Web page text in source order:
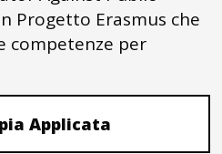
Progetto Erasmus che
competenze per
Applicata